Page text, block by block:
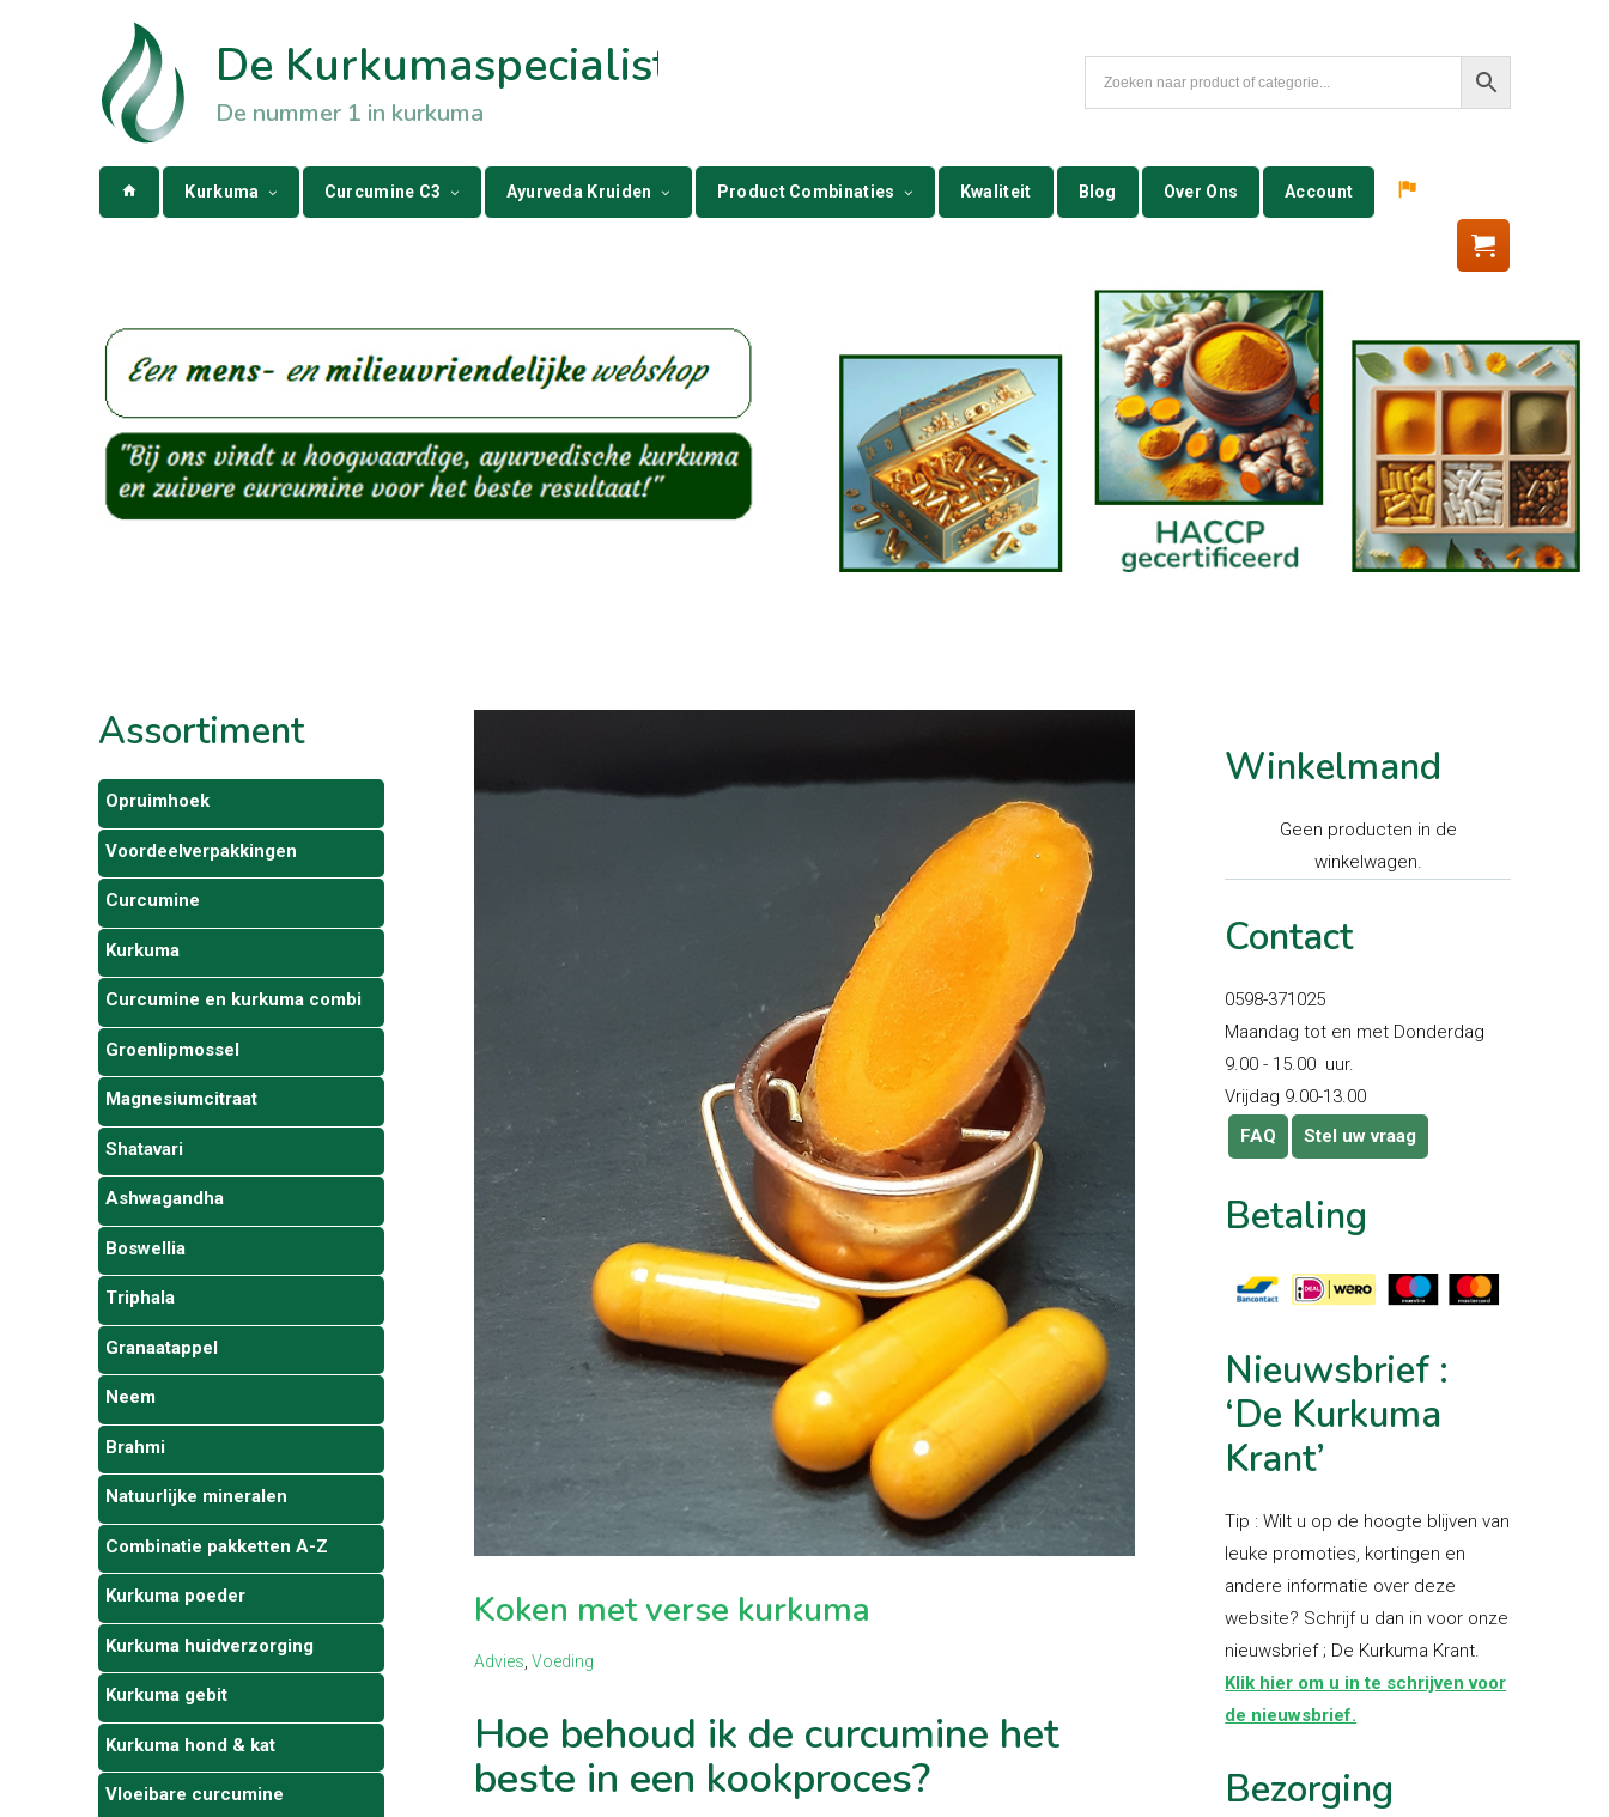
De Kurkumaspecialist
De nummer 1 in kurkuma
Kurkuma Curcumine C3 Ayurveda Kruiden Product Combinaties Kwaliteit Blog Over Ons Account
Assortiment
Opruimhoek
Voordeelverpakkingen
Curcumine
Kurkuma
Curcumine en kurkuma combi
Groenlipmossel
Magnesiumcitraat
Shatavari
Ashwagandha
Boswellia
Triphala
Granaatappel
Neem
Brahmi
Natuurlijke mineralen
Combinatie pakketten A-Z
Kurkuma poeder
Kurkuma huidverzorging
Kurkuma gebit
Kurkuma hond & kat
Vloeibare curcumine
Koken met verse kurkuma
Advies Voeding
Hoe behoud ik de curcumine het
beste in een kookproces?
Winkelmand
Geen producten in de
winkelwagen.
Contact
0598-371025
Maandag tot en met Donderdag
9.00 - 15.00 uur.
Vrijdag 9.00-13.00
FAQ
Stel uw vraag
Betaling
Nieuwsbrief :
‘De Kurkuma
Krant’
Tip : Wilt u op de hoogte blijven van
leuke promoties, kortingen en
andere informatie over deze
website? Schrijf u dan in voor onze
nieuwsbrief ; De Kurkuma Krant.
Klik hier om u in te schrijven voor
de nieuwsbrief.
Bezorging